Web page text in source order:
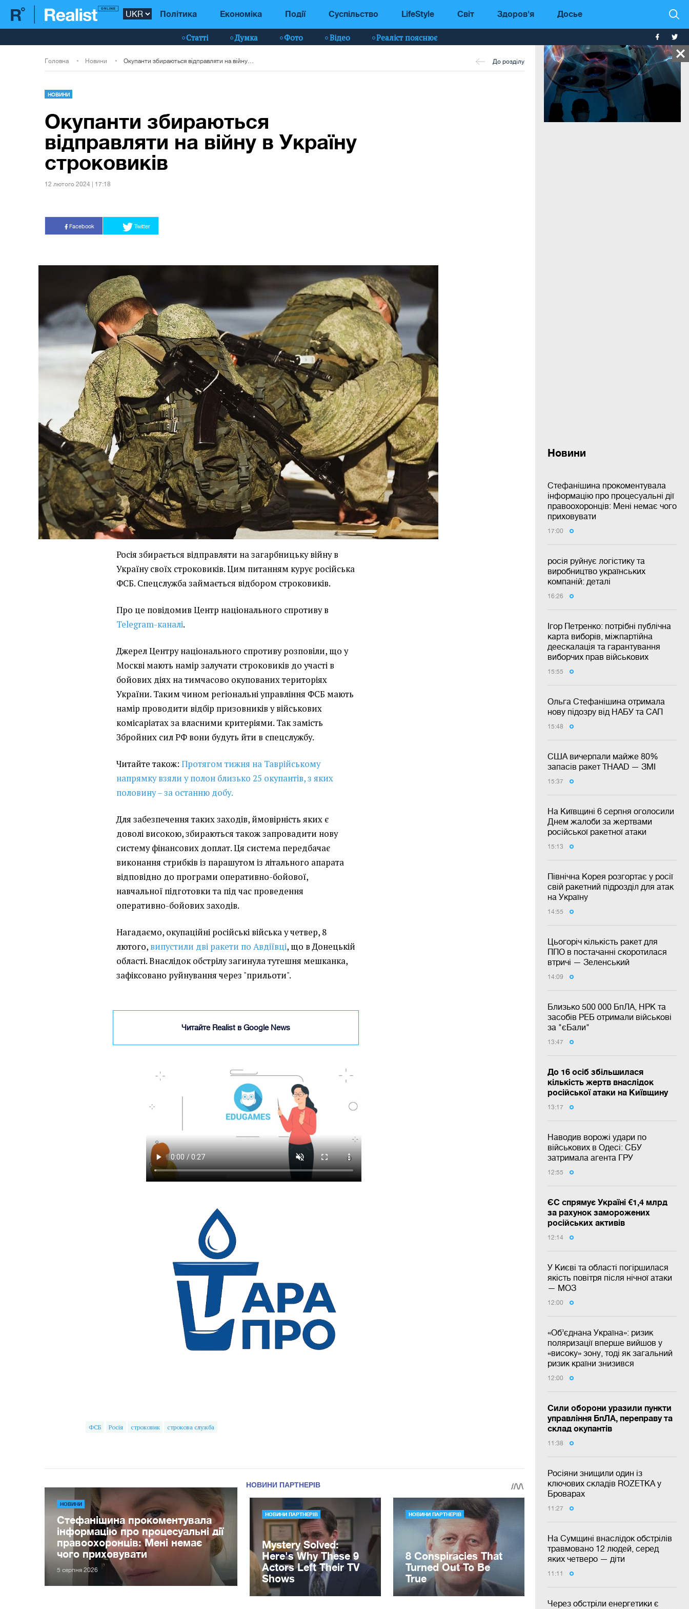
Політика Економіка Події Суспільство LifeStyle Світ Здоров'я Досье
Статті Думка Фото Відео Реаліст пояснює
Новини
Стефанішина прокоментувала
інформацію про процесуальні дії
правоохоронців: Мені немає чого
приховувати
17:00
росія руйнує логістику та
виробництво українських
компаній: деталі
16:26
Ігор Петренко: потрібні публічна
карта виборів, міжпартійна
деескалація та гарантування
виборчих прав військових
15:55
Ольга Стефанішина отримала
нову підозру від НАБУ та САП
15:48
США вичерпали майже 80%
запасів ракет THAAD — ЗМІ
15:37
На Київщині 6 серпня оголосили
Днем жалоби за жертвами
російської ракетної атаки
15:13
Північна Корея розгортає у росії
свій ракетний підрозділ для атак
на Україну
14:55
Цьогоріч кількість ракет для
ППО в постачанні скоротилася
втричі — Зеленський
14:09
Близько 500 000 БпЛА, НРК та
засобів РЕБ отримали військові
за "єБали"
13:47
До 16 осіб збільшилася
кількість жертв внаслідок
російської атаки на Київщину
13:17
Наводив ворожі удари по
військових в Одесі: СБУ
затримала агента ГРУ
12:55
ЄС спрямує Україні €1,4 млрд
за рахунок заморожених
російських активів
12:14
У Києві та області погіршилася
якість повітря після нічної атаки
— МОЗ
12:00
«Об’єднана Україна»: ризик
поляризації вперше вийшов у
«високу» зону, тоді як загальний
ризик країни знизився
12:00
Сили оборони уразили пункти
управління БпЛА, переправу та
склад окупантів
11:38
Росіяни знищили один із
ключових складів ROZETKA у
Броварах
11:27
На Сумщині внаслідок обстрілів
травмовано 12 людей, серед
яких четверо — діти
11:11
Через обстріли енергетики є
Головна Новини До розділу
НОВИНИ
Окупанти збираються
відправляти на війну в Україну
строковиків
12 лютого 2024 | 17:18
Facebook Twitter
Росія збирається відправляти на загарбницьку війну в
Україну своїх строковиків. Цим питанням курує російська
ФСБ. Спецслужба займається відбором строковиків.
Про це повідомив Центр національного спротиву в
Telegram-каналі.
Джерел Центру національного спротиву розповіли, що у
Москві мають намір залучати строковиків до участі в
бойових діях на тимчасово окупованих територіях
України. Таким чином регіональні управління ФСБ мають
намір проводити відбір призовників у військових
комісаріатах за власними критеріями. Так замість
Збройних сил РФ вони будуть йти в спецслужбу.
Читайте також:Протягом тижня на Таврійському
напрямку взяли у полон близько 25 окупантів, з яких
половину – за останню добу.
Для забезпечення таких заходів, ймовірність яких є
доволі високою, збираються також запровадити нову
систему фінансових доплат. Ця система передбачає
виконання стрибків із парашутом із літального апарата
відповідно до програми оперативно-бойової,
навчальної підготовки та під час проведення
оперативно-бойових заходів.
Нагадаємо, окупаційні російські війська у четвер, 8
лютого, випустили дві ракети по Авдіївці, що в Донецькій
області. Внаслідок обстрілу загинула тутешня мешканка,
зафіксовано руйнування через "прильоти".
Читайте Realist в Google News
ФСБ Росія строковик строкова служба
НОВИНИ
Стефанішина прокоментувала
інформацію про процесуальні дії
правоохоронців: Мені немає
чого приховувати
5 серпня 2026